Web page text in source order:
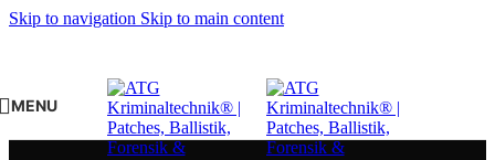
Skip to navigation Skip to main content
MENU